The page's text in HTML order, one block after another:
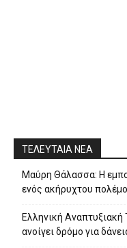
ΤΕΛΕΥΤΑΙΑ ΝΕΑ
Μαύρη Θάλασσα: Η
ενός ακήρυχτου
Ελληνική
ανοίγει δρόμο για